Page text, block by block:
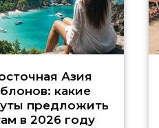
Азия
какие
предложить
в 2026 году